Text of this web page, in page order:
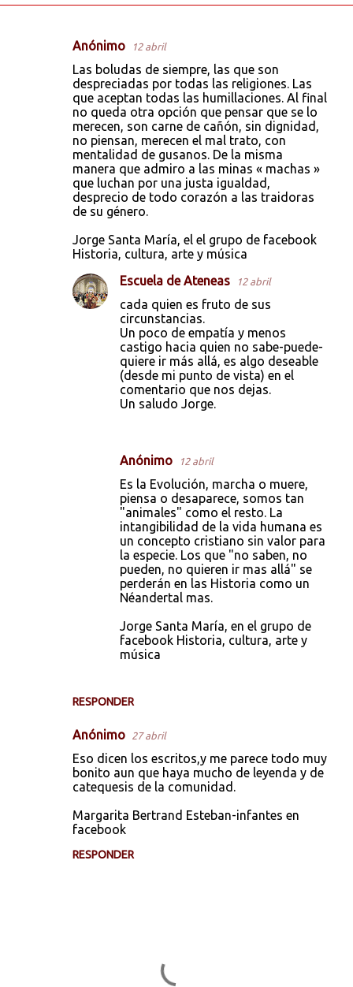
Anónimo 12 abril
Las boludas de siempre, las que son
despreciadas por todas las religiones. Las
que aceptan todas las humillaciones. Al final
no queda otra opción que pensar que se lo
merecen, son carne de cañón, sin dignidad,
no piensan, merecen el mal trato, con
mentalidad de gusanos. De la misma
manera que admiro a las minas « machas »
que luchan por una justa igualdad,
desprecio de todo corazón a las traidoras
de su género.
Jorge Santa María, el el grupo de facebook
Historia, cultura, arte y música
RESPONDER
Escuela de Ateneas 12 abril
cada quien es fruto de sus
circunstancias.
Un poco de empatía y menos
castigo hacia quien no sabe-puede-
quiere ir más allá, es algo deseable
(desde mi punto de vista) en el
comentario que nos dejas.
Un saludo Jorge.
Anónimo 12 abril
Es la Evolución, marcha o muere,
piensa o desaparece, somos tan
"animales" como el resto. La
intangibilidad de la vida humana es
un concepto cristiano sin valor para
la especie. Los que "no saben, no
pueden, no quieren ir mas allá" se
perderán en las Historia como un
Néandertal mas.
Jorge Santa María, en el grupo de
facebook Historia, cultura, arte y
música
Anónimo 27 abril
Eso dicen los escritos,y me parece todo muy
bonito aun que haya mucho de leyenda y de
catequesis de la comunidad.
Margarita Bertrand Esteban-infantes en
facebook
RESPONDER